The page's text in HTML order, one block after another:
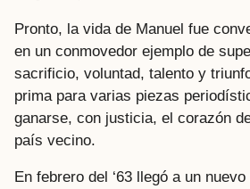
Pronto, la vida de Manuel fue
en un conmovedor ejemplo de
sacrificio, voluntad, talento y
prima para varias piezas
ganarse, con justicia, el corazón
país vecino.
En febrero del ‘63 llegó a un